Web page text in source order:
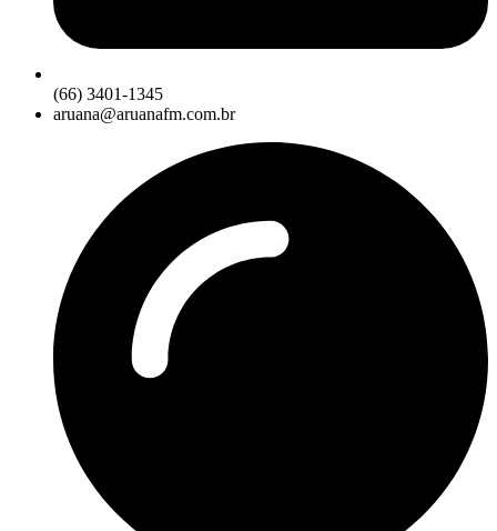
(66) 3401-1345
aruana@aruanafm.com.br